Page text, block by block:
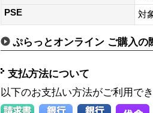
PSE
対
ぷらっとオンライン ご購入の
支払方法について
以下のお支払い方法がご利用で